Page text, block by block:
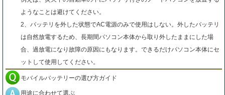
ようなことは避けてください。
2、バッテリを外した状態でAC電源のみで使用はしない。外したバッテリ
は自然放電するため、長期間パソコン本体から取り外したままにした場
合、過放電になり故障の原因にもなります。できるだけパソコン本体にセ
ットして使用してください。
モバイルバッテリーの選び方ガイド
用途に合わせて選ぶ